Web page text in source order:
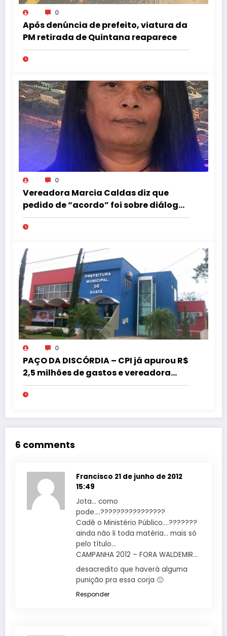
0
Após denúncia de prefeito, viatura da
PM retirada de Quintana reaparece
0
Vereadora Marcia Caldas diz que
pedido de “acordo” foi sobre diálogo
institucional
0
PAÇO DA DISCÓRDIA – CPI já apurou R$
2,5 milhões de gastos e vereadora
pede “acordo” para aprovar R$ 9,5
milhões
6 comments
Francisco 21 de junho de 2012
15:49
Jota… como
pode….????????????????
Cadê o Ministério Público….???????
ainda não li toda matéria… mais só
pelo título…
CAMPANHA 2012 – FORA WALDEMIR…
desacredito que haverá alguma
punição pra essa corja 🙁
Responder